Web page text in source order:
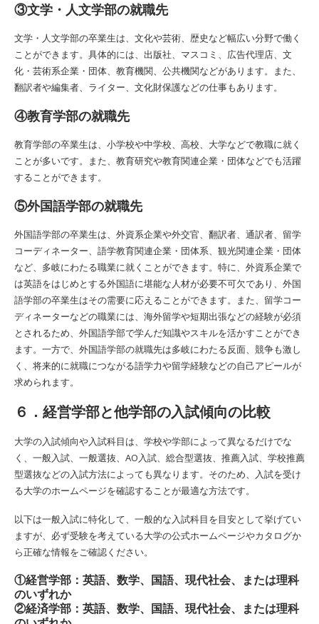
③文学・人文学部の就職先
文学・人文学部の卒業生は、文化や芸術、歴史など幅広い分野で働く
ことができます。具体的には、出版社、マスコミ、広告代理店、文
化・芸術系企業・団体、教育機関、公共機関などがあります。また、
翻訳者や編集者、ライター、文化財保護などの仕事もあります。
④教育学部の就職先
教育学部の卒業生は、小学校や中学校、高校、大学などで教職に就く
ことが多いです。また、教育研究や教育関連企業・団体などでも活躍
することができます。
⑤外国語学部の就職先
外国語学部の卒業生は、外資系企業や外交官、翻訳者、通訳者、留学
コーディネーター、語学教育関連企業・団体系、観光関連企業・団体
など、多岐にわたる職業に就くことができます。特に、外資系企業で
は英語をはじめとする外国語に堪能な人材が必要不可欠であり、外国
語学部の卒業生はその需要に応えることができます。また、留学コー
ディネーターなどの職業には、海外留学や短期出張などの経験が必須
とされるため、外国語学部で学んだ知識やスキルを活かすことができ
ます。一方で、外国語学部の就職先は多岐にわたる反面、競争も激し
く、将来的に就職につながる語学力や留学経験などの自己アピールが
求められます。
６．経営学部と他学部の入試傾向の比較
大学の入試傾向や入試科目は、学校や学部によって異なるだけでな
く、一般入試、一般選抜、AO入試、総合型選抜、推薦入試、学校推薦
型選抜などの入試方法によっても異なります。そのため、入試を受け
る大学のホームページを確認することが最適な方法です。
以下は一般入試に特化して、一般的な入試科目を目安として挙げてい
ますが、必ず受験を考えている大学の公式ホームページやカタログか
ら正確な情報をご確認ください。
①経営学部：英語、数学、国語、現代社会、または理科
のいずれか
②経済学部：英語、数学、国語、現代社会、または理科